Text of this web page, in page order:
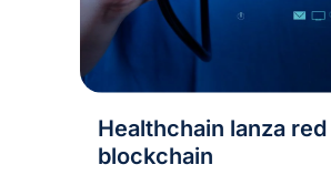
Healthchain lanza red
blockchain